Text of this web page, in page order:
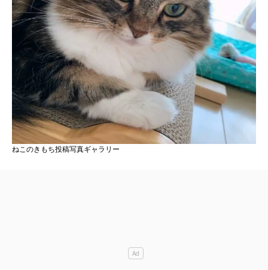
ねこのきもち投稿写真ギャラリー